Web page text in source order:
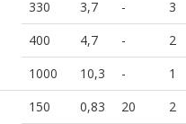
330
3,7 - 3
400
4,7 - 2
1000
10,3 - 1
150 0,83 20 2